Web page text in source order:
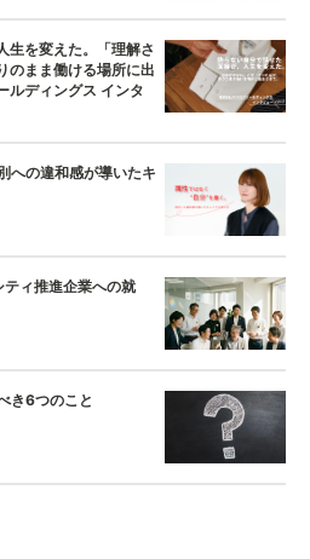
生を変えた。「理解さ
のまま働ける場所に出
ルディングス インタ
への違和感が導いたキ
ィ推進企業への就
き6つのこと